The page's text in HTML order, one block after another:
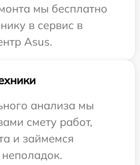
мы бесплатно
в сервис в
Asus.
анализа мы
смету работ,
и займемся